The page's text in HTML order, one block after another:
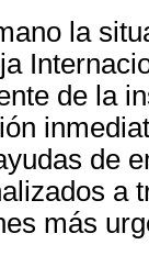
la
de la
de
a
más